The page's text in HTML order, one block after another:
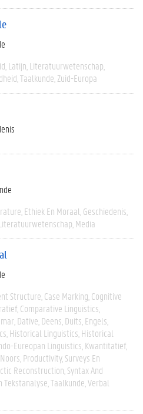
Latijn Literatuurwetenschap
Taalkunde Zuid-Europa
Ethiek En Moraal Geschiedenis
Media
Structure Case Marking Cognitive
Comparative Linguistics
Dative Deens Duits Engels
Historical Linguistics Historical
Eureopan Linguistics Kwantitatief
Noors Productivity Surveys En
Reconstruction Syntax And
Tekstanalyse Taalkunde Verbal